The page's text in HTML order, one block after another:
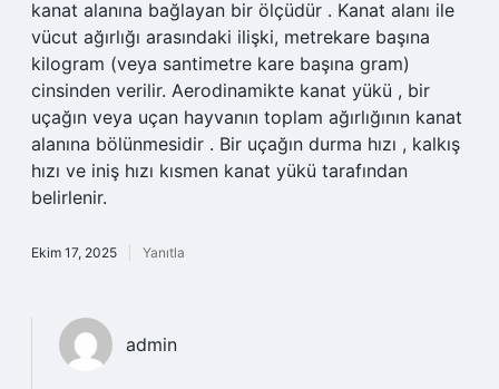
kanat alanına bağlayan bir ölçüdür . Kanat alanı ile
vücut ağırlığı arasındaki ilişki, metrekare başına
kilogram (veya santimetre kare başına gram)
cinsinden verilir. Aerodinamikte kanat yükü , bir
uçağın veya uçan hayvanın toplam ağırlığının kanat
alanına bölünmesidir . ​​Bir uçağın durma hızı , kalkış
hızı ve iniş hızı kısmen kanat yükü tarafından
belirlenir.
Ekim 17, 2025 Yanıtla
admin